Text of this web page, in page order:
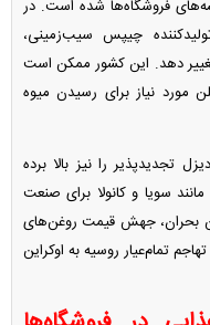
فروشگاه‌ها شده است. در
چیپس سیب‌زمینی،
دهد. این کشور ممکن است
مورد نیاز برای رسیدن میوه
تجدیدپذیر را نیز بالا برده
سویا و کانولا برای صنعت
بحران، جهش قیمت روغن‌های
تمام‌عیار روسیه به اوکراین